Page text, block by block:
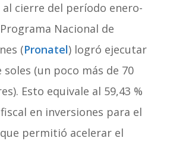
al cierre del período enero-
Nacional de
(Pronatel) logró ejecutar
soles (un poco más de 70
Esto equivale al 59,43 %
en inversiones para el
permitió acelerar el